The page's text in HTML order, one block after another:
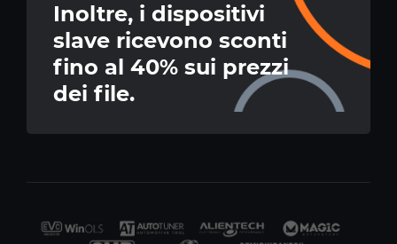
Inoltre, i dispositivi
slave ricevono sconti
fino al 40% sui prezzi
dei file.